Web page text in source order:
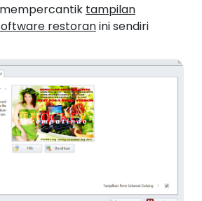
tampilan
restoranini sendiri